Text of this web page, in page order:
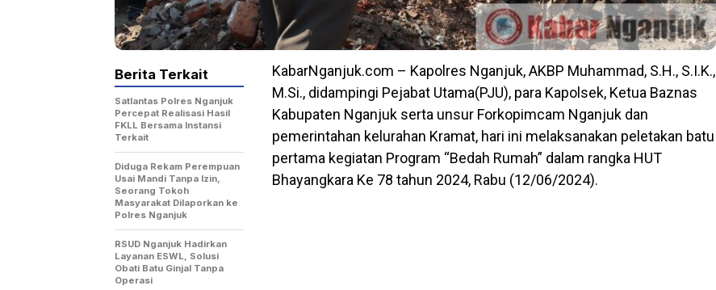
KabarNganjuk.com – Kapolres Nganjuk, AKBP Muhammad, S.H., S.I.K.,
M.Si., didampingi Pejabat Utama(PJU), para Kapolsek, Ketua Baznas
Kabupaten Nganjuk serta unsur Forkopimcam Nganjuk dan
pemerintahan kelurahan Kramat, hari ini melaksanakan peletakan batu
pertama kegiatan Program “Bedah Rumah” dalam rangka HUT
Bhayangkara Ke 78 tahun 2024, Rabu (12/06/2024).
Berita Terkait
Satlantas Polres Nganjuk
Percepat Realisasi Hasil
FKLL Bersama Instansi
Terkait
Diduga Rekam Perempuan
Usai Mandi Tanpa Izin,
Seorang Tokoh
Masyarakat Dilaporkan ke
Polres Nganjuk
RSUD Nganjuk Hadirkan
Layanan ESWL, Solusi
Obati Batu Ginjal Tanpa
Operasi